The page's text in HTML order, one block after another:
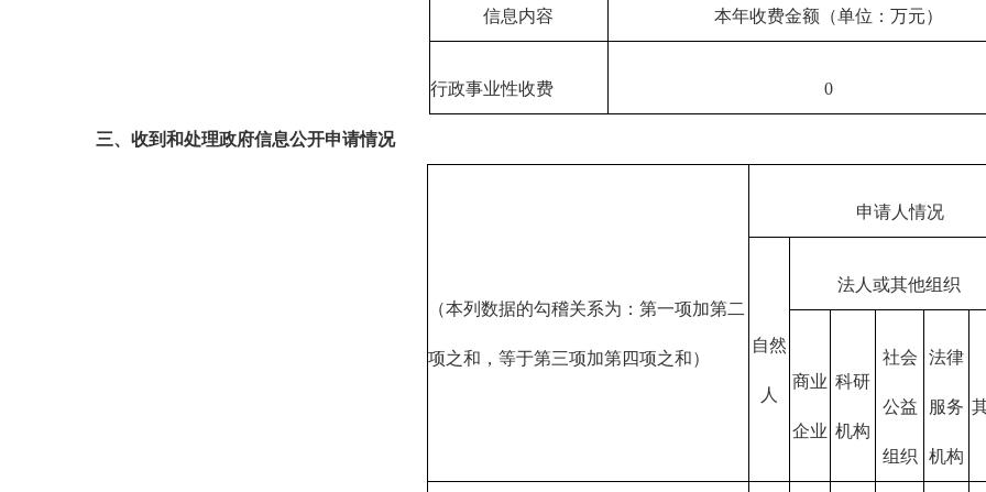
信息内容 本年收费金额（单位：万元）
行政事业性收费 0
三、收到和处理政府信息公开申请情况
（本列数据的勾稽关系为：第一项加第二
项之和，等于第三项加第四项之和）
申请人情况
自然
人
法人或其他组织
商业
企业
科研
机构
社会
公益
组织
法律
服务
机构